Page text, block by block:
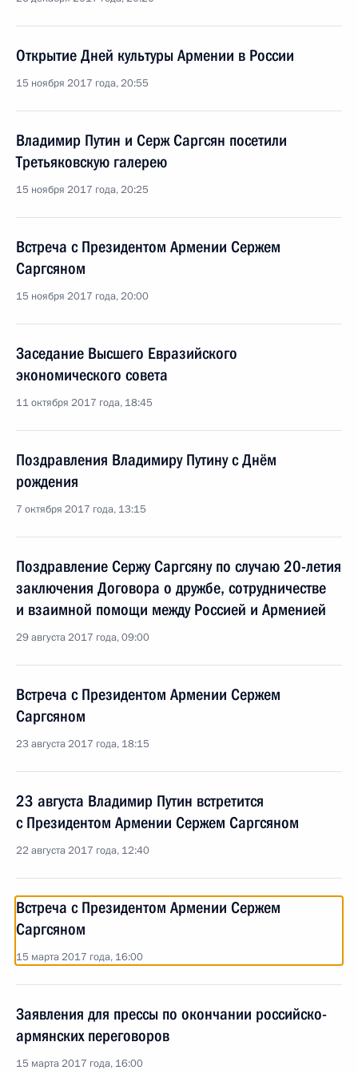
Открытие Дней культуры Армении в России
15 ноября 2017 года, 20:55
Владимир Путин и Серж Саргсян посетили
Третьяковскую галерею
15 ноября 2017 года, 20:25
Встреча с Президентом Армении Сержем
Саргсяном
15 ноября 2017 года, 20:00
Заседание Высшего Евразийского
экономического совета
11 октября 2017 года, 18:45
Поздравления Владимиру Путину с Днём
рождения
7 октября 2017 года, 13:15
Поздравление Сержу Саргсяну по случаю 20-летия
заключения Договора о дружбе, сотрудничестве
и взаимной помощи между Россией и Арменией
29 августа 2017 года, 09:00
Встреча с Президентом Армении Сержем
Саргсяном
23 августа 2017 года, 18:15
23 августа Владимир Путин встретится
с Президентом Армении Сержем Саргсяном
22 августа 2017 года, 12:40
Встреча с Президентом Армении Сержем
Саргсяном
15 марта 2017 года, 16:00
Заявления для прессы по окончании российско-
армянских переговоров
15 марта 2017 года, 16:00